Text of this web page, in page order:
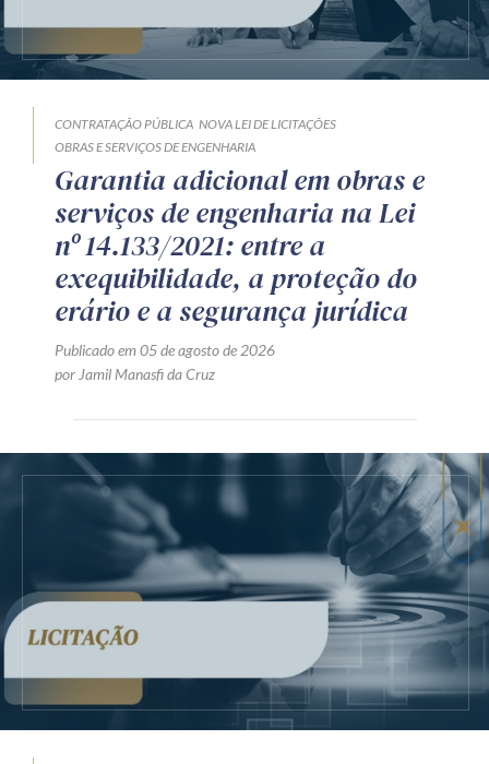
CONTRATAÇÃO PÚBLICA NOVA LEI DE LICITAÇÕES
OBRAS E SERVIÇOS DE ENGENHARIA
Garantia adicional em obras e
serviços de engenharia na Lei
nº 14.133/2021: entre a
exequibilidade, a proteção do
erário e a segurança jurídica
Publicado em 05 de agosto de 2026
por Jamil Manasfi da Cruz